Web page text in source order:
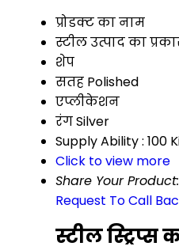
प्रोडक्ट का नाम
स्टील उत्पाद का
शेप
सतह Polished
एप्लीकेशन
रंगSilver
Supply Ability : 100
Click to view more
Share Your Product:
Request To Call
स्टील